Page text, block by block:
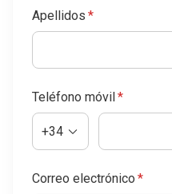
Apellidos *
Teléfono móvil*
+34
Correo electrónico *